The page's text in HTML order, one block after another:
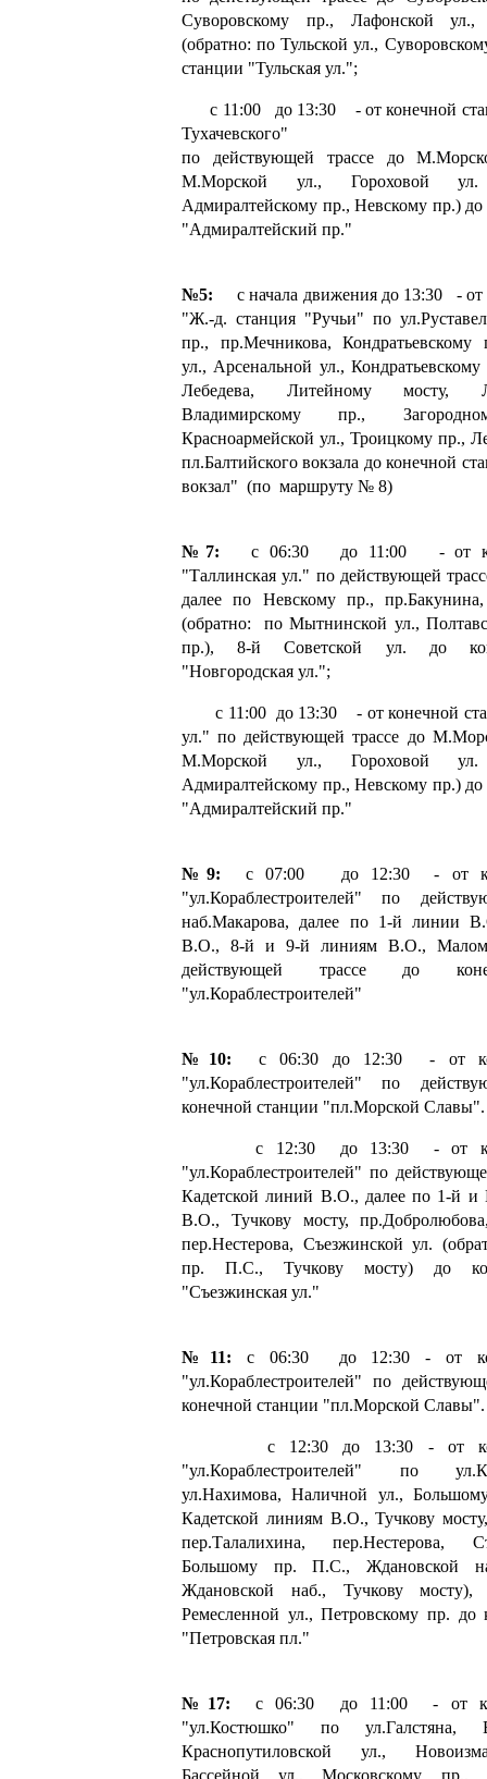
Суворовскому пр., Лафонской ул.,
(обратно: по Тульской ул.,
станции "Тульская ул.";
с 11:00 до 13:30 - от конечной
Тухачевского"
по действующей трассе до
М.Морской ул., Гороховой
Адмиралтейскому пр., Невскому пр.) до
"Адмиралтейский пр."
№5: с начала движения до 13:30 - от
"Ж.-д. станция "Ручьи" по
пр., пр.Мечникова, Кондратьевскому
ул., Арсенальной ул.,
Лебедева, Литейному мосту,
Владимирскому пр.,
Красноармейской ул., Троицкому пр.,
пл.Балтийского вокзала до конечной
вокзал" (по маршруту № 8)
№7: с 06:30 до 11:00 - от
"Таллинская ул." по действующей
далее по Невскому пр.,
(обратно: по Мытнинской ул.,
пр.), 8-й Советской ул. до
"Новгородская ул.";
с 11:00 до 13:30 - от конечной
ул." по действующей трассе до
М.Морской ул., Гороховой
Адмиралтейскому пр., Невскому пр.) до
"Адмиралтейский пр."
№9: с 07:00 до 12:30 - от
"ул.Кораблестроителей" по
наб.Макарова, далее по 1-й линии
В.О., 8-й и 9-й линиям В.О.,
действующей трассе до
"ул.Кораблестроителей"
№10: с 06:30 до 12:30 - от
"ул.Кораблестроителей" по
конечной станции "пл.Морской Славы".
с 12:30 до 13:30 - от
"ул.Кораблестроителей" по
Кадетской линий В.О., далее по 1-й и
В.О., Тучкову мосту,
пер.Нестерова, Съезжинской ул.
пр. П.С., Тучкову мосту) до
"Съезжинская ул."
№11: с 06:30 до 12:30 - от
"ул.Кораблестроителей" по
конечной станции "пл.Морской Славы".
с 12:30 до 13:30 - от
"ул.Кораблестроителей" по
ул.Нахимова, Наличной ул.,
Кадетской линиям В.О., Тучкову
пер.Талалихина, пер.Нестерова,
Большому пр. П.С., Ждановской
Ждановской наб., Тучкову мосту),
Ремесленной ул., Петровскому пр. до
"Петровская пл."
№17: с 06:30 до 11:00 - от
"ул.Костюшко" по ул.Галстяна,
Краснопутиловской ул.,